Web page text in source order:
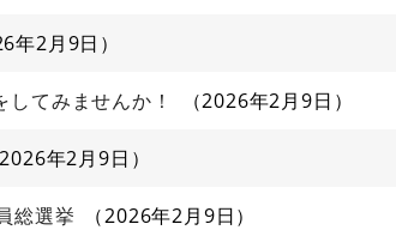
年2月9日
てみませんか！ 2026年2月9日
2026年2月9日
総選挙 2026年2月9日